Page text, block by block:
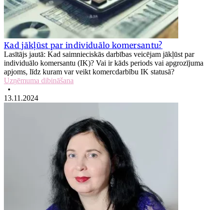
Kad jākļūst par individuālo komersantu?
Lasītājs jautā: Kad saimnieciskās darbības veicējam jākļūst par
individuālo komersantu (IK)? Vai ir kāds periods vai apgrozījuma
apjoms, līdz kuram var veikt komercdarbību IK statusā?
Uzņēmuma dibināšana
•
13.11.2024